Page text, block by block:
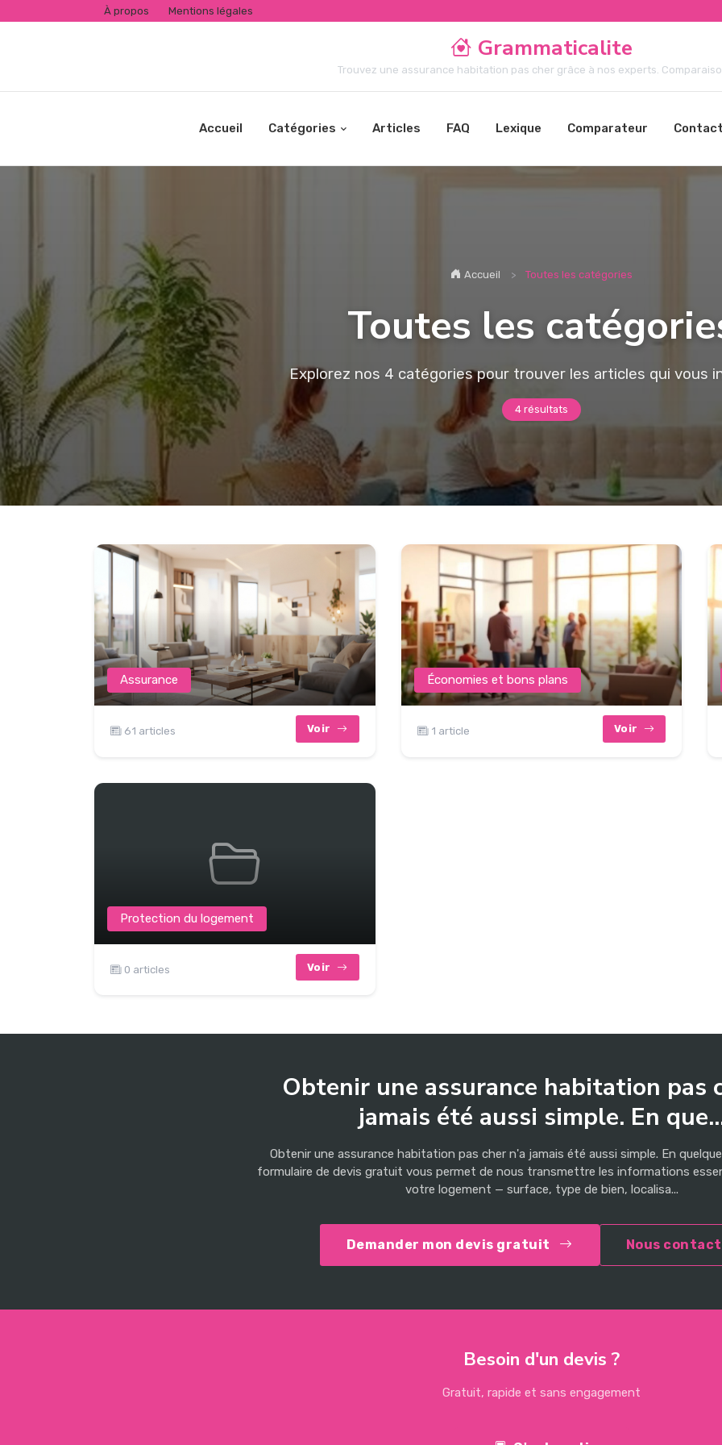
À propos Mentions légales
Grammaticalite
Trouvez une assurance habitation pas cher grâce à nos experts.
Accueil Catégories Articles FAQ Lexique Comparateur Contact
Accueil Toutes les catégories
Toutes les
Explorez nos 4 catégories pour trouver les articles qui vous
4 résultats
Assurance
61 articles Voir
Économies et bons plans
1 article Voir
Protection du logement
0 articles Voir
Obtenir une assurance habitation pas
jamais été aussi simple. En
Obtenir une assurance habitation pas cher n'a jamais été aussi simple. En
formulaire de devis gratuit vous permet de nous transmettre les informations
votre logement — surface, type de bien, localisa...
Demander mon devis gratuit Nous
Besoin d'un devis ?
Gratuit, rapide et sans engagement